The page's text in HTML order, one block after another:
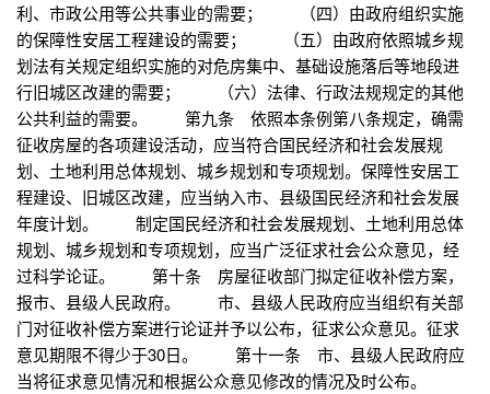
利、市政公用等公共事业的需要； （四）由政府组织实施
的保障性安居工程建设的需要； （五）由政府依照城乡规
划法有关规定组织实施的对危房集中、基础设施落后等地段进
行旧城区改建的需要； （六）法律、行政法规规定的其他
公共利益的需要。 第九条 依照本条例第八条规定，确需
征收房屋的各项建设活动，应当符合国民经济和社会发展规
划、土地利用总体规划、城乡规划和专项规划。保障性安居工
程建设、旧城区改建，应当纳入市、县级国民经济和社会发展
年度计划。 制定国民经济和社会发展规划、土地利用总体
规划、城乡规划和专项规划，应当广泛征求社会公众意见，经
过科学论证。 第十条 房屋征收部门拟定征收补偿方案，
报市、县级人民政府。 市、县级人民政府应当组织有关部
门对征收补偿方案进行论证并予以公布，征求公众意见。征求
意见期限不得少于30日。 第十一条 市、县级人民政府应
当将征求意见情况和根据公众意见修改的情况及时公布。